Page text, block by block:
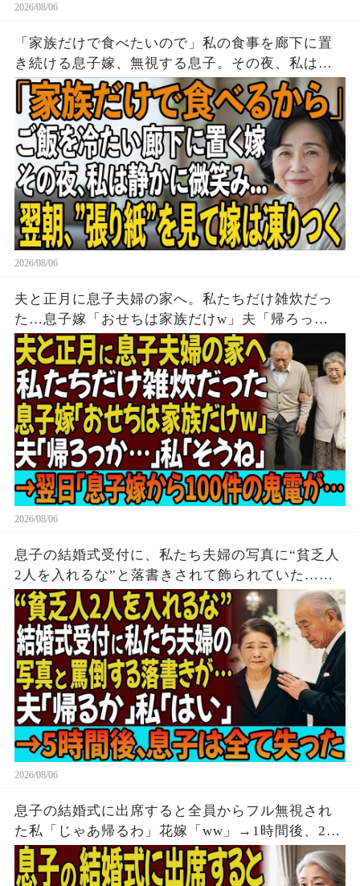
2026/08/06
「家族だけで食べたいので」私の食事を廊下に置
き続ける息子嫁、無視する息子。その夜、私は黙
って姿を消した→翌朝、玄関の張り紙に息子嫁は
顔面蒼白に
2026/08/06
夫と正月に息子夫婦の家へ。私たちだけ雑炊だっ
た…息子嫁「おせちは家族だけw」夫「帰ろっ
か…」私「そうね」→翌日、息子嫁から100件の鬼
電が…
2026/08/06
息子の結婚式受付に、私たち夫婦の写真に“貧乏人
2人を入れるな”と落書きされて飾られていた…夫
「帰るか」私「はい」→無言で立ち去った5時間
後、息子は全てを失う結末を迎えた
2026/08/06
息子の結婚式に出席すると全員からフル無視され
た私「じゃあ帰るわ」花嫁「ww」→1時間後、2人
からの鬼電をフル無視した